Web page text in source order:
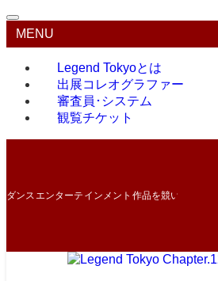
MENU
Legend Tokyoとは
出展コレオグラファー
審査員･システム
観覧チケット
ダンスエンターテインメント作品を競い合う最